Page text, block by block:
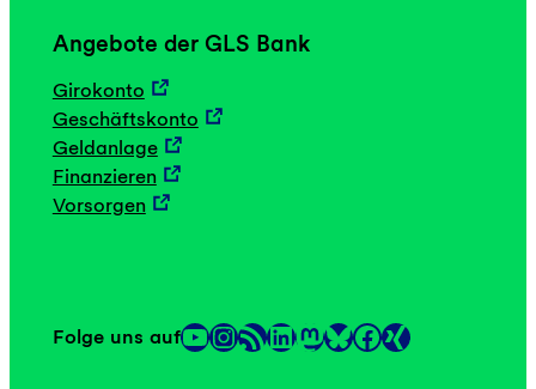
Angebote der GLS Bank
Girokonto
Geschäftskonto
Geldanlage
Finanzieren
Vorsorgen
Folge uns aufYouTube InstagramRSS-Feed LinkedIn Mastodon Link Facebook Link